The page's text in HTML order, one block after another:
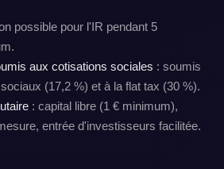
possible pour l'IR pendant 5
aux cotisations sociales : soumis
(17,2 %) et à la flat tax (30 %).
: capital libre (1 € minimum),
entrée d'investisseurs facilitée.